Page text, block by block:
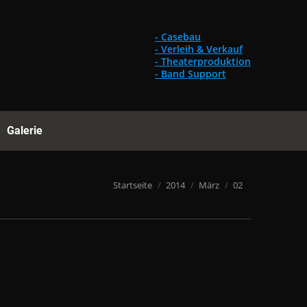
- Casebau
- Verleih & Verkauf
- Theaterproduktion
- Band Support
Galerie
Du bist hier:
Startseite 2014 März 02